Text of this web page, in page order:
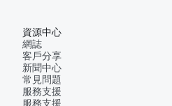
資源中心
網誌
客戶分享
新聞中心
常見問題
服務支援